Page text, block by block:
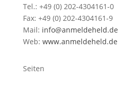
Tel.: +49 (0) 202-4304161-0
Fax: +49 (0) 202-4304161-9
Mail: info@anmeldeheld.de
Web: www.anmeldeheld.de
Seiten